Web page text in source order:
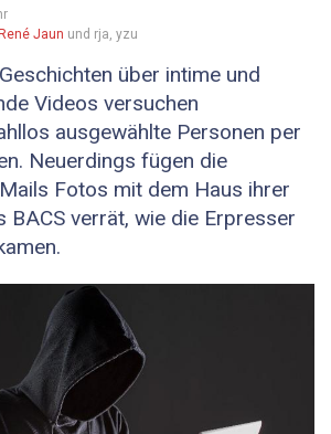
René Jaun und rja, yzu
über intime und
Videos versuchen
ausgewählte Personen per
Neuerdings fügen die
Fotos mit dem Haus ihrer
BACS verrät, wie die Erpresser